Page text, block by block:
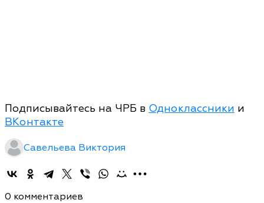
Подписывайтесь на ЧРБ в Одноклассники и
ВКонтакте
Савельева Виктория
0 комментариев